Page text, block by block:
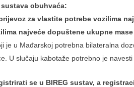
sustava obuhvaća:
za vlastite potrebe vozilima
najveće dopuštene ukupne
je u Mađarskoj potrebna bilateralna
U slučaju kabotaže potrebno je
se u BIREG sustav, a